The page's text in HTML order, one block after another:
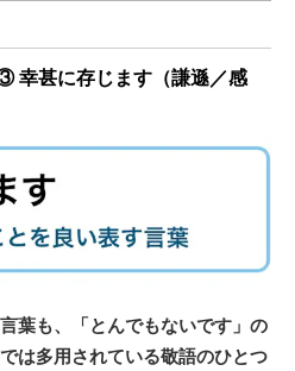
幸甚に存じます（謙遜／感
葉も、「とんでもないです」の
は多用されている敬語のひとつ